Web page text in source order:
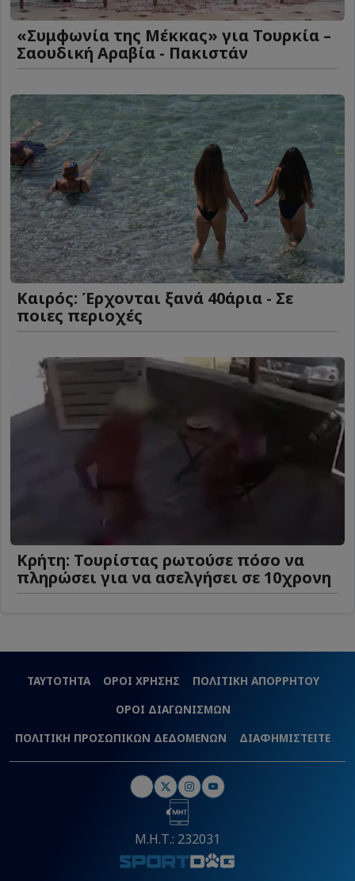
«Συμφωνία της Μέκκας» για Τουρκία –
Σαουδική Αραβία - Πακιστάν
Καιρός: Έρχονται ξανά 40άρια - Σε
ποιες περιοχές
Κρήτη: Τουρίστας ρωτούσε πόσο να
πληρώσει για να ασελγήσει σε 10χρονη
ΤΑΥΤΟΤΗΤΑ ΟΡΟΙ ΧΡΗΣΗΣ
ΠΟΛΙΤΙΚΗ ΑΠΟΡΡΗΤΟΥ
ΟΡΟΙ ΔΙΑΓΩΝΙΣΜΩΝ
ΠΟΛΙΤΙΚΗ ΠΡΟΣΩΠΙΚΩΝ ΔΕΔΟΜΕΝΩΝ
ΔΙΑΦΗΜΙΣΤΕΙΤΕ
Μ.Η.Τ.: 232031